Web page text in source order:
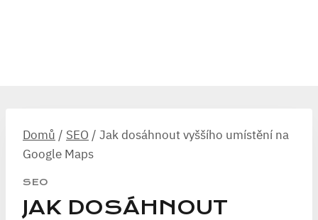
Domů / SEO / Jak dosáhnout vyššího umístění na
Google Maps
SEO
JAK DOSÁHNOUT